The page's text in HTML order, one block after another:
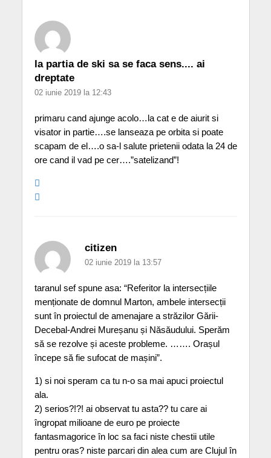
la partia de ski sa se faca sens.... ai
dreptate
02 iunie 2019 la 12:43
primaru cand ajunge acolo…la cat e de aiurit si
visator in partie….se lanseaza pe orbita si poate
scapam de el….o sa-l salute prietenii odata la 24 de
ore cand il vad pe cer….”satelizand”!
citizen
02 iunie 2019 la 13:57
taranul sef spune asa: “Referitor la intersecțiile
menționate de domnul Marton, ambele intersecții
sunt în proiectul de amenajare a străzilor Gării-
Decebal-Andrei Mureșanu și Năsăudului. Sperăm
să se rezolve și aceste probleme. ……. Orașul
începe să fie sufocat de mașini”.
1) si noi speram ca tu n-o sa mai apuci proiectul
ala.
2) serios?!?! ai observat tu asta?? tu care ai
îngropat milioane de euro pe proiecte
fantasmagorice în loc sa faci niste chestii utile
pentru oras? niste parcari din alea cum are Clujul în